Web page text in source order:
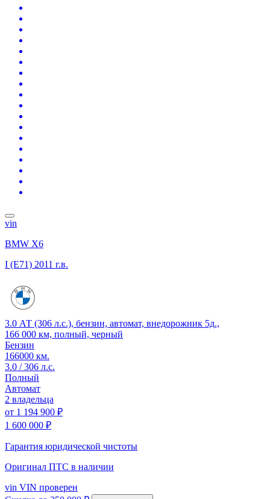
vin
BMW X6
I (E71) 2011 г.в.
3.0 АТ (306 л.с.), бензин, автомат, внедорожник 5д.,
166 000 км, полный, черный
Бензин
166000 км.
3.0 / 306 л.с.
Полный
Автомат
2 владельца
от 1 194 900 ₽
1 600 000 ₽
Гарантия юридической чистоты
Оригинал ПТС в наличии
vin VIN проверен